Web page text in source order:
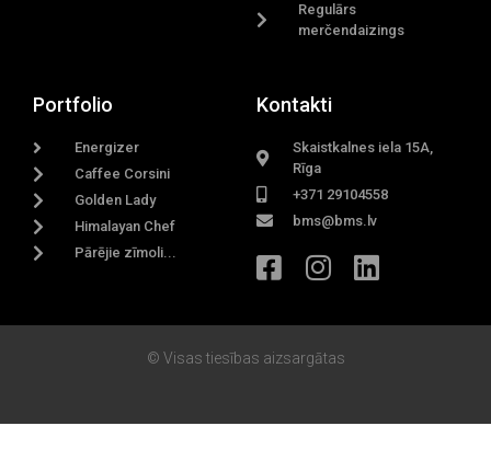
Regulārs
merčendaizings
Portfolio
Energizer
Caffee Corsini
Golden Lady
Himalayan Chef
Pārējie zīmoli...
Kontakti
Skaistkalnes iela 15A,
Rīga
+371 29104558
bms@bms.lv
© Visas tiesības aizsargātas